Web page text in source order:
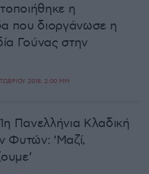
η
που διοργάνωσε η
Γούνας στην
2018, 2:00 ΜΜ
Πανελλήνια Κλαδική
Φυτών: ‘Μαζί,